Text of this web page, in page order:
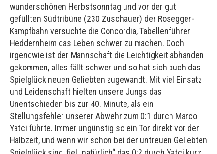
wunderschönen Herbstsonntag und vor der gut
gefüllten Südtribüne (230 Zuschauer) der Rosegger-
Kampfbahn versuchte die Concordia, Tabellenführer
Heddernheim das Leben schwer zu machen. Doch
irgendwie ist der Mannschaft die Leichtigkeit abhanden
gekommen, alles fällt schwer und so hat sich auch das
Spielglück neuen Geliebten zugewandt. Mit viel Einsatz
und Leidenschaft hielten unsere Jungs das
Unentschieden bis zur 40. Minute, als ein
Stellungsfehler unserer Abwehr zum 0:1 durch Marco
Yatci führte. Immer ungünstig so ein Tor direkt vor der
Halbzeit, und wenn wir schon bei der untreuen Geliebten